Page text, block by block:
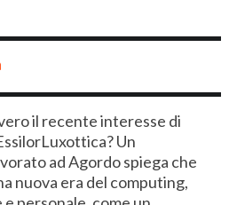
il recente interesse di
Un
ad Agordo spiega che
nuova era del computing,